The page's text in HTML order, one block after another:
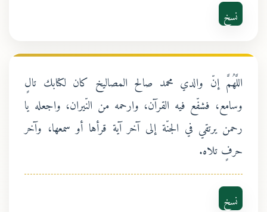
نسخ
اللَّهُمَّ إنّ والدي محمد صالح المصاليخ كان لكتابك تالٍ
وسامع، فشفّع فيه القرآن، وارحمه من النّيران، واجعله يا
رحمن يرتقي في الجنّة إلى آخر آية قرأها أو سمعها، وآخر
حرفٍ تلاه.
نسخ